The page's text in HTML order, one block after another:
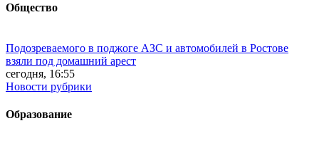
Общество
Подозреваемого в поджоге АЗС и автомобилей в Ростове
взяли под домашний арест
сегодня, 16:55
Новости рубрики
Образование